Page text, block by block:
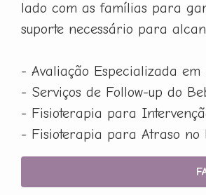
lado com as famílias para
suporte necessário para
- Avaliação Especializada
- Serviços de Follow-up do
- Fisioterapia para
- Fisioterapia para Atraso no